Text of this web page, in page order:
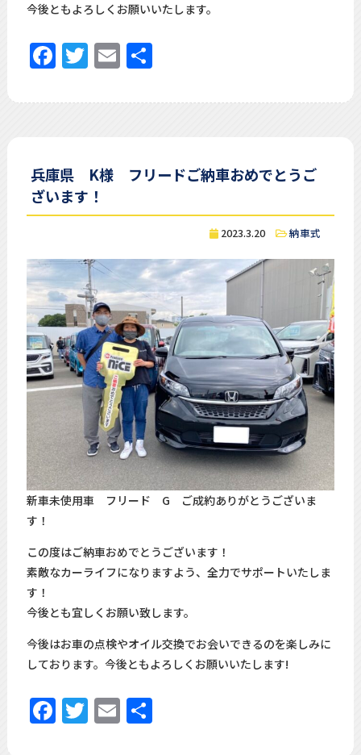
今後ともよろしくお願いいたします。
Facebook
Twitter
Email
共
兵庫県 K様 フリードご納車おめでとうご
ざいます！
2023.3.20 納車式
新車未使用車 フリード G ご成約ありがとうございま
す！
この度はご納車おめでとうございます！
素敵なカーライフになりますよう、全力でサポートいたしま
す！
今後とも宜しくお願い致します。
今後はお車の点検やオイル交換でお会いできるのを楽しみに
しております。今後ともよろしくお願いいたします!
Facebook
Twitter
Email
共